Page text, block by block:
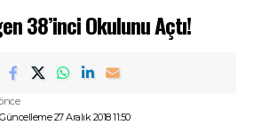
38’inci Okulunu Açtı!
27 Aralık 2018 11:50